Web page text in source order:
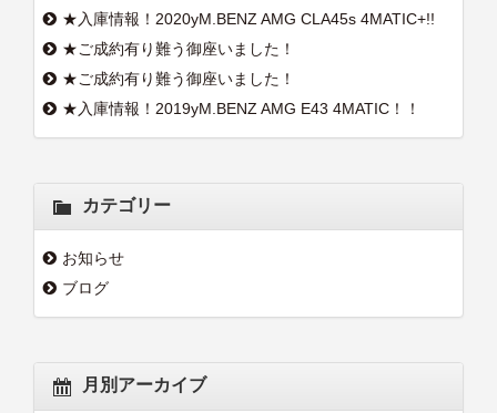
★入庫情報！2020yM.BENZ AMG CLA45s 4MATIC+!!
★ご成約有り難う御座いました！
★ご成約有り難う御座いました！
★入庫情報！2019yM.BENZ AMG E43 4MATIC！！
カテゴリー
お知らせ
ブログ
月別アーカイブ